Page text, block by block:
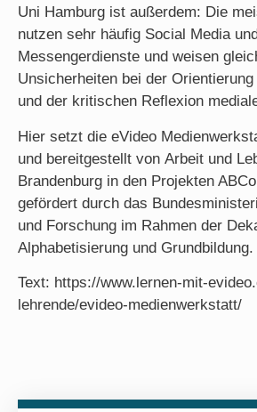
Uni Hamburg ist außerdem: Die
nutzen sehr häufig Social Media und
Messengerdienste und weisen
Unsicherheiten bei der
und der kritischen Reflexion
Hier setzt die eVideo
und bereitgestellt von Arbeit und
Brandenburg in den Projekten
gefördert durch das
und Forschung im Rahmen der
Alphabetisierung und Grundbildung.
Text: https://www.lernen-mit-
lehrende/evideo-medienwerkstatt/